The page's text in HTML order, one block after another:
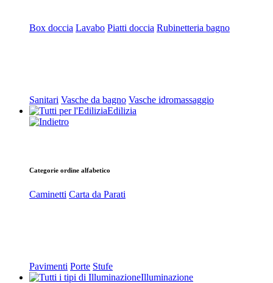
Box doccia Lavabo Piatti doccia Rubinetteria bagno
Sanitari Vasche da bagno Vasche idromassaggio
Edilizia
Categorie ordine alfabetico
Caminetti Carta da Parati
Pavimenti Porte Stufe
Illuminazione